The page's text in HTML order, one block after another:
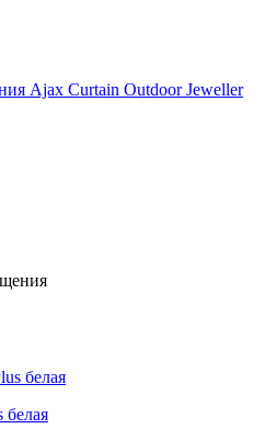
Ajax Curtain Outdoor Jeweller
белая